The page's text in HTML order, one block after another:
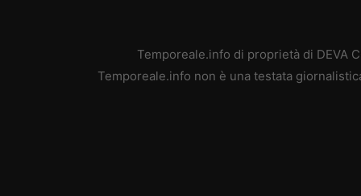
Temporeale.info di proprietà di DEVA
Temporeale.info non è una testata